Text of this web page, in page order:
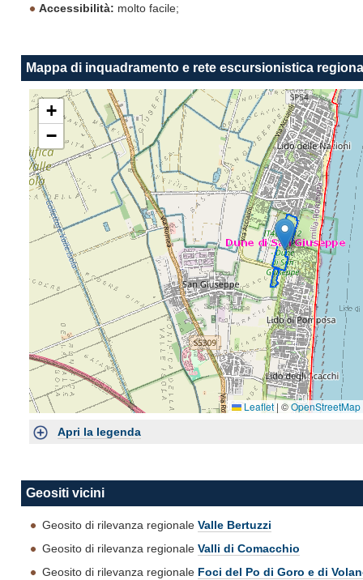
Accessibilità: molto facile;
Mappa di inquadramento e rete escursionistica
+
−
Leaflet | ©OpenStreetMap
Doppio click per avvicinare la mappa, click + sposta per muoverla
Apri la legenda
Geositi vicini
Geosito di rilevanza regionale Valle Bertuzzi
Geosito di rilevanza regionale Valli di Comacchio
Geosito di rilevanza regionale Foci del Po di Goro e di